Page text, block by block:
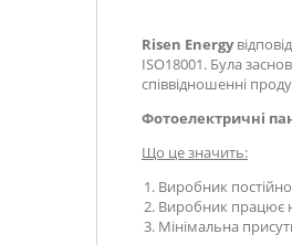
Risen Energy
ISO18001. Була
співвідношенні
Фотоелектричні
Що це значить:
Виробник постійно
Виробник працює
Мінімальна